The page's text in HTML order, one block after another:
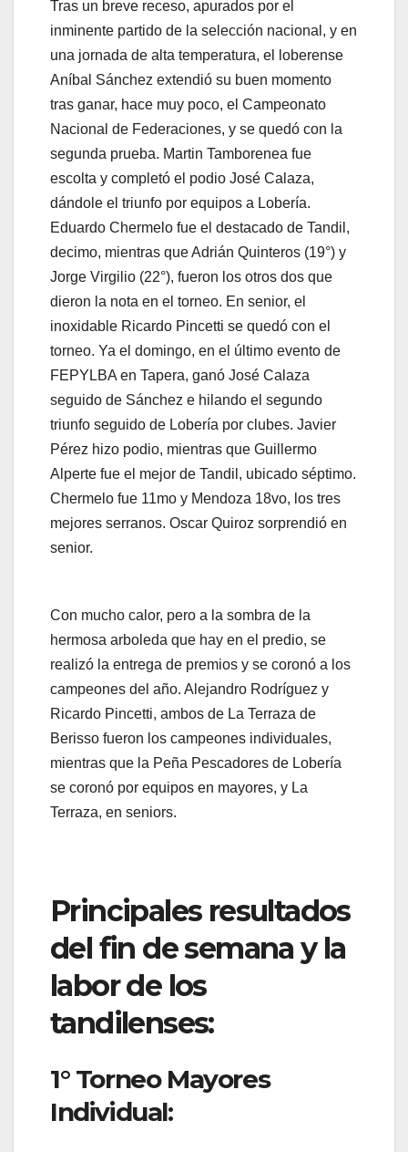
Tras un breve receso, apurados por el
inminente partido de la selección nacional, y en
una jornada de alta temperatura, el loberense
Aníbal Sánchez extendió su buen momento
tras ganar, hace muy poco, el Campeonato
Nacional de Federaciones, y se quedó con la
segunda prueba. Martin Tamborenea fue
escolta y completó el podio José Calaza,
dándole el triunfo por equipos a Lobería.
Eduardo Chermelo fue el destacado de Tandil,
decimo, mientras que Adrián Quinteros (19°) y
Jorge Virgilio (22°), fueron los otros dos que
dieron la nota en el torneo. En senior, el
inoxidable Ricardo Pincetti se quedó con el
torneo. Ya el domingo, en el último evento de
FEPYLBA en Tapera, ganó José Calaza
seguido de Sánchez e hilando el segundo
triunfo seguido de Lobería por clubes. Javier
Pérez hizo podio, mientras que Guillermo
Alperte fue el mejor de Tandil, ubicado séptimo.
Chermelo fue 11mo y Mendoza 18vo, los tres
mejores serranos. Oscar Quiroz sorprendió en
senior.
Con mucho calor, pero a la sombra de la
hermosa arboleda que hay en el predio, se
realizó la entrega de premios y se coronó a los
campeones del año. Alejandro Rodríguez y
Ricardo Pincetti, ambos de La Terraza de
Berisso fueron los campeones individuales,
mientras que la Peña Pescadores de Lobería
se coronó por equipos en mayores, y La
Terraza, en seniors.
Principales resultados
del fin de semana y la
labor de los
tandilenses:
1° Torneo Mayores
Individual: